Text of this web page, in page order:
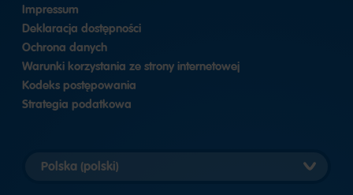
Impressum
Deklaracja dostępności
Ochrona danych
Warunki korzystania ze strony internetowej
Kodeks postępowania
Strategia podatkowa
Wybierz
wersję